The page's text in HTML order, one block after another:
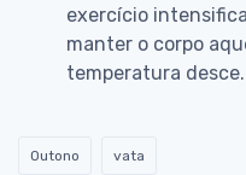
exercício
manter o corpo
temperatura desce.
Outono vata